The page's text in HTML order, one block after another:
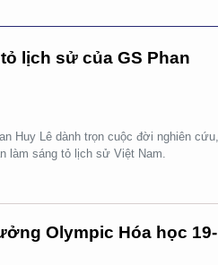
lịch sử của GS Phan
Huy Lê dành trọn cuộc đời nghiên cứu,
làm sáng tỏ lịch sử Việt Nam.
Olympic Hóa học 19-